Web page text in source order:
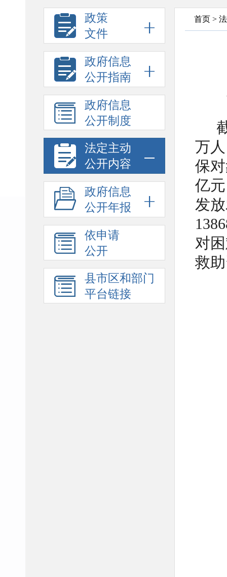
政策
文件
政府信息
公开指南
政府信息
公开制度
法定主动
公开内容
政府信息
公开年报
依申请
公开
县市区和部门
平台链接
首页 >
万
保
亿
发
对
救